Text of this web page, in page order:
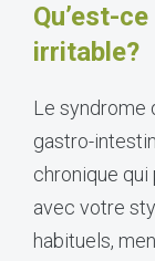
Qu’est-
irritable?
Le syndrome
gastro-
chronique
avec votre
habituels,